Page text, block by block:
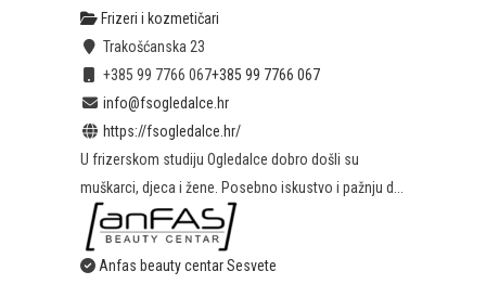
Frizeri i kozmetičari
Trakošćanska 23
+385 99 7766 067+385 99 7766 067
info@fsogledalce.hr
https://fsogledalce.hr/
U frizerskom studiju Ogledalce dobro došli su
muškarci, djeca i žene. Posebno iskustvo i pažnju d...
Anfas beauty centar Sesvete